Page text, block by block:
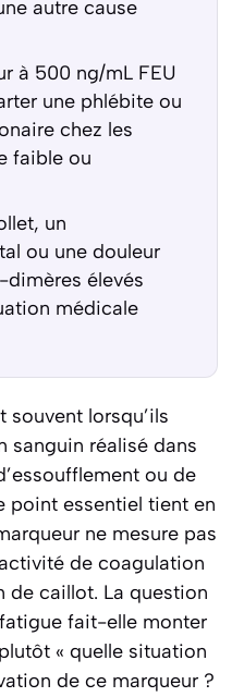
autre cause
à 500 ng/mL FEU
une phlébite ou
chez les
faible ou
un
ou une douleur
élevés
médicale
souvent lorsqu’ils
sanguin réalisé dans
ou de
point essentiel tient en
ne mesure pas
de coagulation
de caillot. La question
fait-elle monter
« quelle situation
de ce marqueur ?